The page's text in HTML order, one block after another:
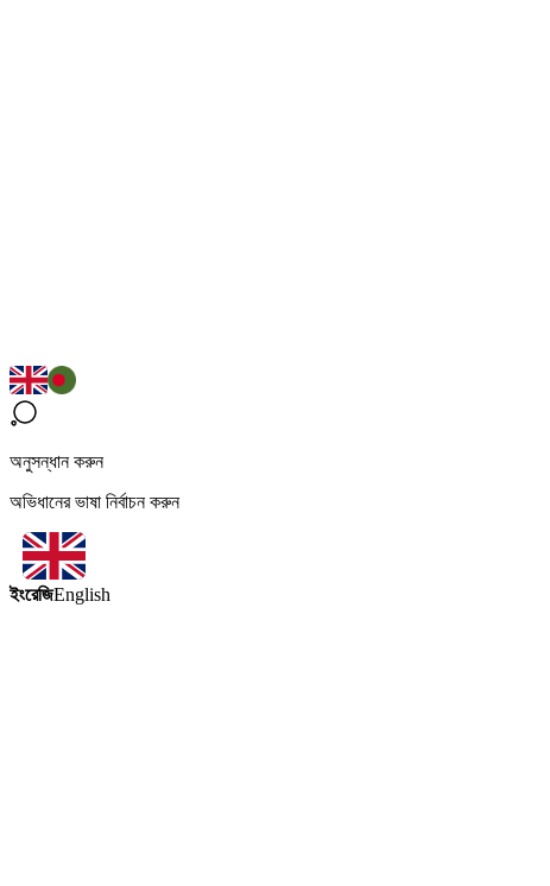
অনুসন্ধান করুন
অভিধানের ভাষা নির্বাচন করুন
ইংরেজিEnglish